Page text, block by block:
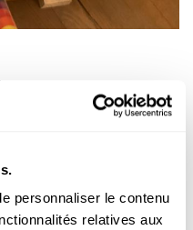
personnaliser le contenu
relatives aux